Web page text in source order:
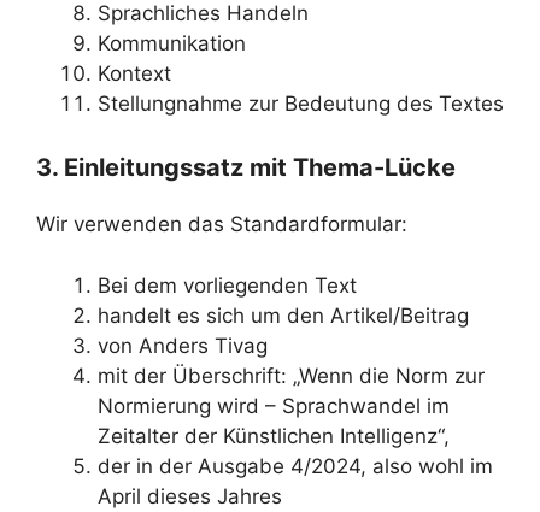
Sprachliches Handeln
Kommunikation
Kontext
Stellungnahme zur Bedeutung des Textes
3. Einleitungssatz mit Thema-Lücke
Wir verwenden das Standardformular:
Bei dem vorliegenden Text
handelt es sich um den Artikel/Beitrag
von Anders Tivag
mit der Überschrift: „Wenn die Norm zur
Normierung wird – Sprachwandel im
Zeitalter der Künstlichen Intelligenz“,
der in der Ausgabe 4/2024, also wohl im
April dieses Jahres